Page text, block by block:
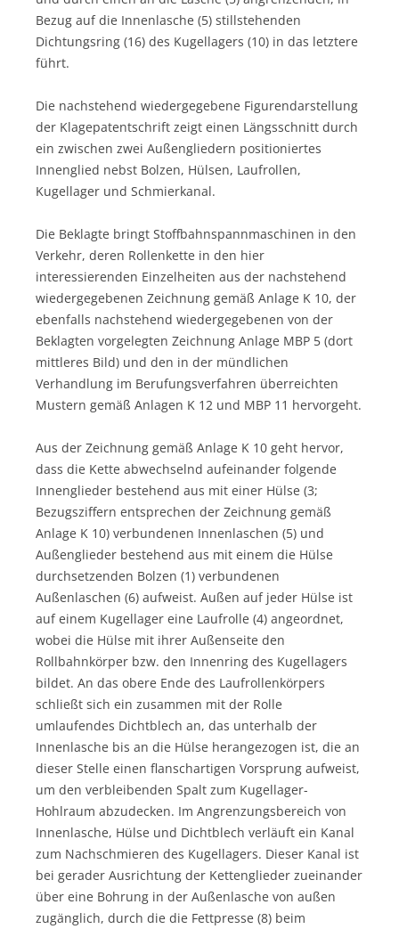
Bezug auf die Innenlasche (5) stillstehenden
Dichtungsring (16) des Kugellagers (10) in das letztere
führt.
Die nachstehend wiedergegebene Figurendarstellung
der Klagepatentschrift zeigt einen Längsschnitt durch
ein zwischen zwei Außengliedern positioniertes
Innenglied nebst Bolzen, Hülsen, Laufrollen,
Kugellager und Schmierkanal.
Die Beklagte bringt Stoffbahnspannmaschinen in den
Verkehr, deren Rollenkette in den hier
interessierenden Einzelheiten aus der nachstehend
wiedergegebenen Zeichnung gemäß Anlage K 10, der
ebenfalls nachstehend wiedergegebenen von der
Beklagten vorgelegten Zeichnung Anlage MBP 5 (dort
mittleres Bild) und den in der mündlichen
Verhandlung im Berufungsverfahren überreichten
Mustern gemäß Anlagen K 12 und MBP 11 hervorgeht.
Aus der Zeichnung gemäß Anlage K 10 geht hervor,
dass die Kette abwechselnd aufeinander folgende
Innenglieder bestehend aus mit einer Hülse (3;
Bezugsziffern entsprechen der Zeichnung gemäß
Anlage K 10) verbundenen Innenlaschen (5) und
Außenglieder bestehend aus mit einem die Hülse
durchsetzenden Bolzen (1) verbundenen
Außenlaschen (6) aufweist. Außen auf jeder Hülse ist
auf einem Kugellager eine Laufrolle (4) angeordnet,
wobei die Hülse mit ihrer Außenseite den
Rollbahnkörper bzw. den Innenring des Kugellagers
bildet. An das obere Ende des Laufrollenkörpers
schließt sich ein zusammen mit der Rolle
umlaufendes Dichtblech an, das unterhalb der
Innenlasche bis an die Hülse herangezogen ist, die an
dieser Stelle einen flanschartigen Vorsprung aufweist,
um den verbleibenden Spalt zum Kugellager-
Hohlraum abzudecken. Im Angrenzungsbereich von
Innenlasche, Hülse und Dichtblech verläuft ein Kanal
zum Nachschmieren des Kugellagers. Dieser Kanal ist
bei gerader Ausrichtung der Kettenglieder zueinander
über eine Bohrung in der Außenlasche von außen
zugänglich, durch die die Fettpresse (8) beim